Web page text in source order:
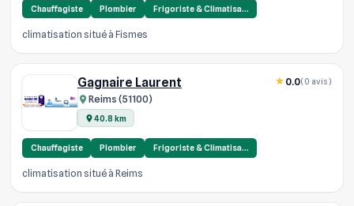
Chauffagiste Plombier Frigoriste & Climatisa…
climatisation situé à Fismes
Gagnaire Laurent
Reims (51100)
40.8 km
0.0(0 avis)
Chauffagiste Plombier Frigoriste & Climatisa…
climatisation situé à Reims